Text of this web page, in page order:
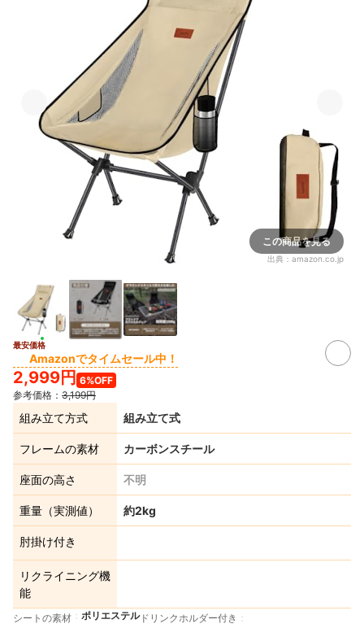
この商品を見る
出典： amazon.co.jp
最安価格
Amazonでタイムセール中！
2,999円 6%OFF
参考価格： 3,199円
組み立て方式 組み立て式
フレームの素材 カーボンスチール
座面の高さ 不明
重量（実測値） 約2kg
肘掛け付き
リクライニング機
能
シートの素材 ポリエステルドリンクホルダー付き